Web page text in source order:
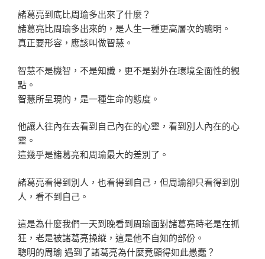
諸葛亮到底比周瑜多出來了什麼？
諸葛亮比周瑜多出來的，是人生一種更高層次的聰明。
真正要形容，應該叫做智慧。
智慧不是機智，不是知識，更不是對外在環境全面性的觀
點。
智慧所呈現的，是一種生命的態度。
他讓人往內在去看到自己內在的心靈，看到別人內在的心
靈。
這幾乎是諸葛亮和周瑜最大的差別了。
諸葛亮看得到別人，也看得到自己，但周瑜卻只看得到別
人，看不到自己。
這是為什麼我們一天到晚看到周瑜面對諸葛亮時老是在抓
狂，老是被諸葛亮操縱，這是他不自知的部份。
聰明的周瑜 遇到了諸葛亮為什麼竟顯得如此愚蠢？